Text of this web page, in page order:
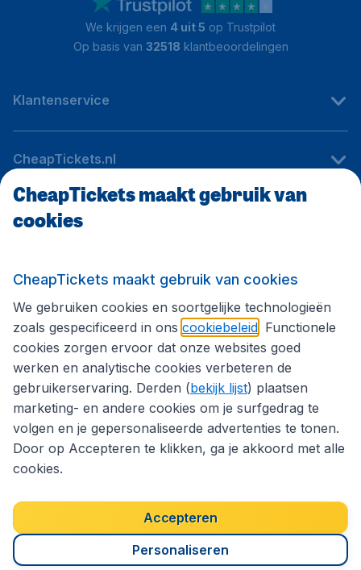
We krijgen een 4 uit 5 op Trustpilot
Op basis van 32518 klantbeoordelingen
Klantenservice
CheapTickets.nl
Internationale sites
Volg CheapTickets.nl
Privacybeleid
Copyright © 2026
CheapTickets maakt gebruik van
cookies
CheapTickets maakt gebruik van cookies
We gebruiken cookies en soortgelijke technologieën
zoals gespecificeerd in ons cookiebeleid . Functionele
cookies zorgen ervoor dat onze websites goed
werken en analytische cookies verbeteren de
gebruikerservaring. Derden (bekijk lijst) plaatsen
marketing- en andere cookies om je surfgedrag te
volgen en je gepersonaliseerde advertenties te tonen.
Door op Accepteren te klikken, ga je akkoord met alle
cookies.
Accepteren
Personaliseren